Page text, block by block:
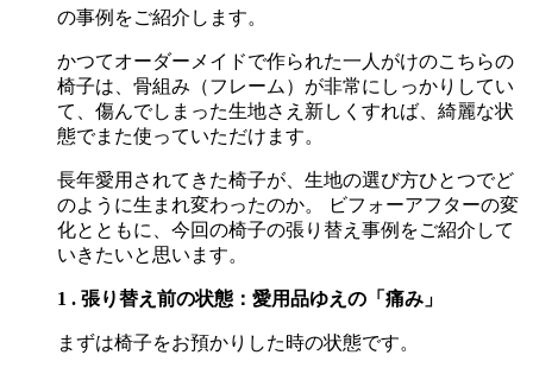
の事例をご紹介します。
かつてオーダーメイドで作られた一人がけのこちらの
椅子は、骨組み（フレーム）が非常にしっかりしてい
て、傷んでしまった生地さえ新しくすれば、綺麗な状
態でまた使っていただけます。
長年愛用されてきた椅子が、生地の選び方ひとつでど
のように生まれ変わったのか。 ビフォーアフターの変
化とともに、今回の椅子の張り替え事例をご紹介して
いきたいと思います。
1 . 張り替え前の状態：愛用品ゆえの「痛み」
まずは椅子をお預かりした時の状態です。